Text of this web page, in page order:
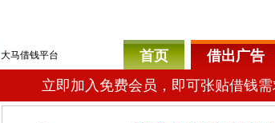
大马借钱平台 首页 借出广告
立即加入免费会员，即可张贴借钱